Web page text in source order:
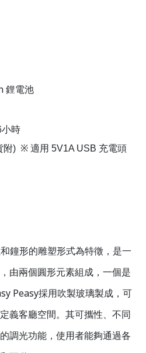
鋰電池
時
附) ※ 適用 5V1A USB 充電頭
鐘形的雕塑形式為特徵，是一
由兩個圓形元素組成，一個是
Peasy採用吹製玻璃製成，可
義客廳空間。其可攜性、不同
調光功能，使用者能夠通過各